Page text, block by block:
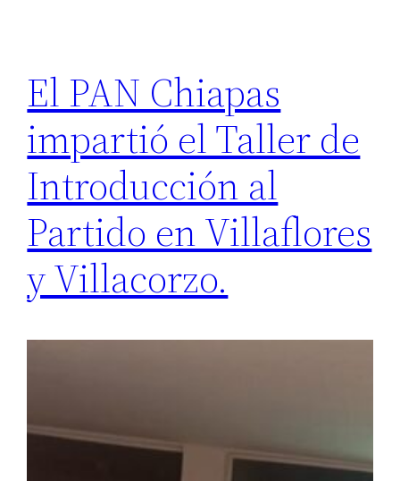
El PAN Chiapas
impartió el Taller de
Introducción al
Partido en Villaflores
y Villacorzo.